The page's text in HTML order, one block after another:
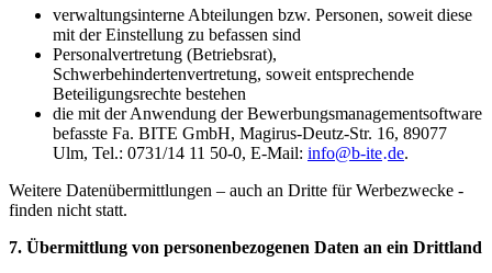
verwaltungsinterne Abteilungen bzw. Personen, soweit diese
mit der Einstellung zu befassen sind
Personalvertretung (Betriebsrat),
Schwerbehindertenvertretung, soweit entsprechende
Beteiligungsrechte bestehen
die mit der Anwendung der Bewerbungsmanagementsoftware
befasste Fa. BITE GmbH, Magirus-Deutz-Str. 16, 89077
Ulm, Tel.: 0731/14 11 50-0, E-Mail: info@b-ite·de.
Weitere Datenübermittlungen – auch an Dritte für Werbezwecke -
finden nicht statt.
7. Übermittlung von personenbezogenen Daten an ein Drittland